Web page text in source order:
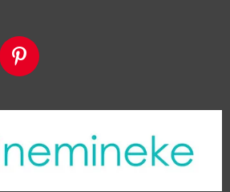
P
I
E
R